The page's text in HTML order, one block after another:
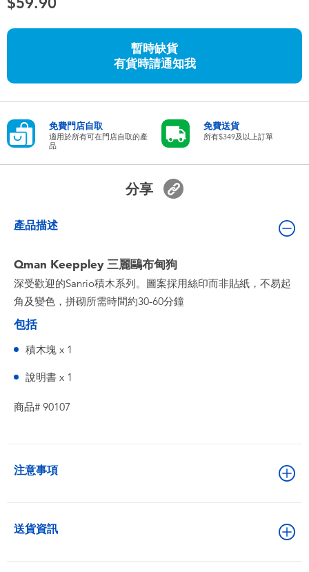
任天堂 Switch
電池
暫時缺貨
有貨時請通知我
免費門店自取
適用於所有可在門店自取的產
品
免費送貨
所有$349及以上訂單
分享
產品描述
Qman Keeppley 三麗鷗布甸狗
深受歡迎的Sanrio積木系列。圖案採用絲印而非貼紙，不易起
角及變色，拼砌所需時間約30-60分鐘
包括
積木塊 x 1
說明書 x 1
商品# 90107
注意事項
送貨資訊